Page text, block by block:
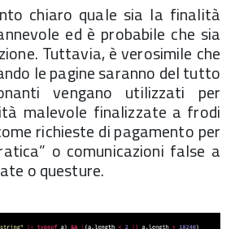
chiaro quale sia la finalità
ed è probabile che sia
Tuttavia, è verosimile che
le pagine saranno del tutto
vengano utilizzati per
malevole finalizzate a frodi
richieste di pagamento per
o comunicazioni false a
o questure.